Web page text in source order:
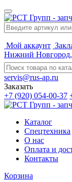
Мой аккаунт
Нижний Новгород,
servis@rus-ap.ru
Заказать
+7 (920) 054-00-37
Каталог
Спецтехника
О нас
Оплата и
Контакты
Корзина